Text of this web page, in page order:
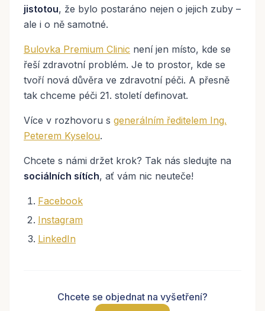
jistotou, že bylo postaráno nejen o jejich zuby –
ale i o ně samotné.
Bulovka Premium Clinic není jen místo, kde se
řeší zdravotní problém. Je to prostor, kde se
tvoří nová důvěra ve zdravotní péči. A přesně
tak chceme péči 21. století definovat.
Více v rozhovoru s generálním ředitelem Ing.
Peterem Kyselou.
Chcete s námi držet krok? Tak nás sledujte na
sociálních sítích, ať vám nic neuteče!
Facebook
Instagram
LinkedIn
Chcete se objednat na vyšetření?